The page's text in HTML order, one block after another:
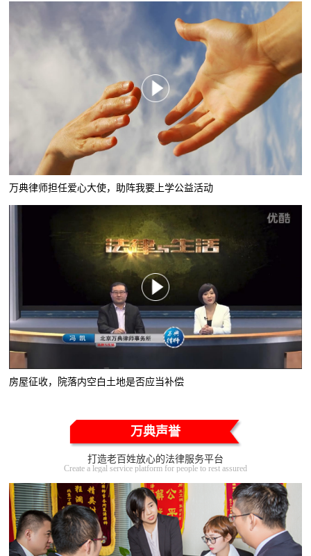
万典律师担任爱心大使，助阵我要上学公益活动
房屋征收，院落内空白土地是否应当补偿
万典声誉
打造老百姓放心的法律服务平台
Create a legal service platform for people to rest assured